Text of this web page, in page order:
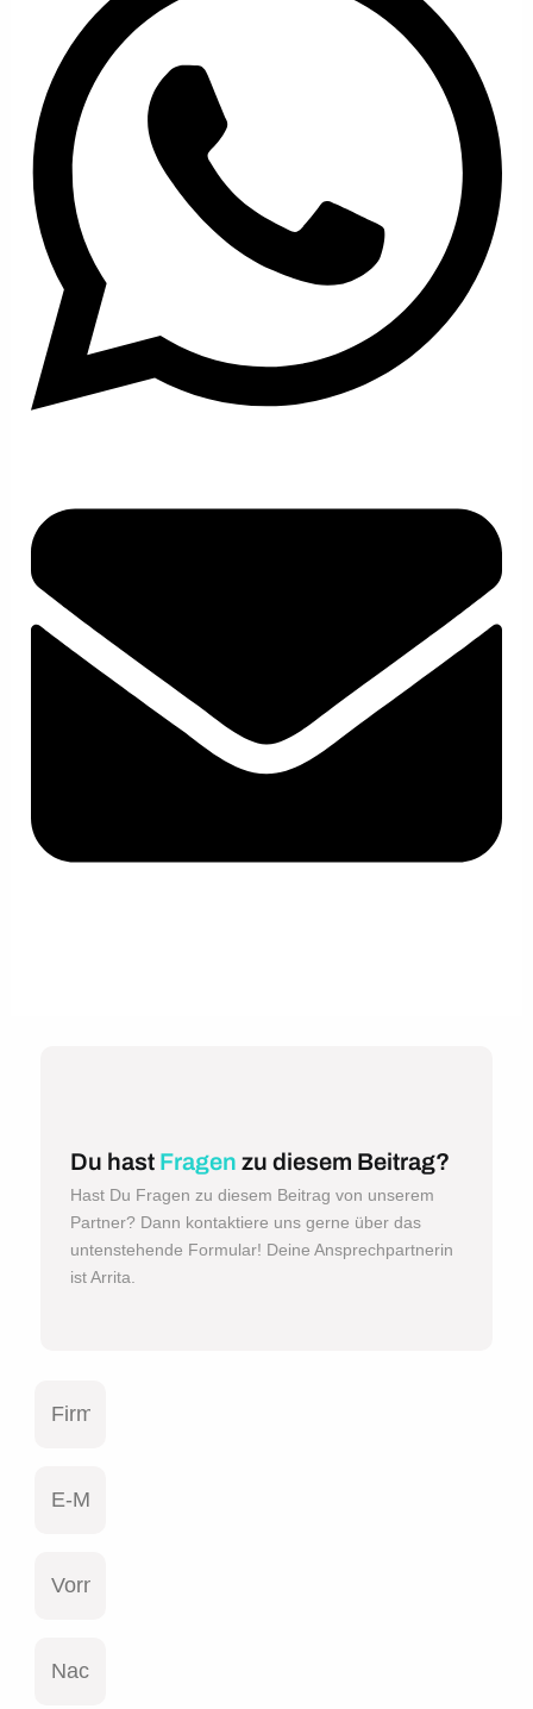
Du hast Fragen zu diesem Beitrag?
Hast Du Fragen zu diesem Beitrag von unserem
Partner? Dann kontaktiere uns gerne über das
untenstehende Formular! Deine Ansprechpartnerin
ist Arrita.